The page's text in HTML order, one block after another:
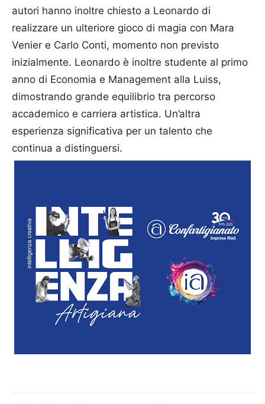
autori hanno inoltre chiesto a Leonardo di
realizzare un ulteriore gioco di magia con Mara
Venier e Carlo Conti, momento non previsto
inizialmente. Leonardo è inoltre studente al primo
anno di Economia e Management alla Luiss,
dimostrando grande equilibrio tra percorso
accademico e carriera artistica. Un’altra
esperienza significativa per un talento che
continua a distinguersi.